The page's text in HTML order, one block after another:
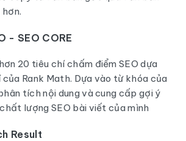
- SEO CORE
20 tiêu chí chấm điểm SEO dựa
Rank Math. Dựa vào từ khóa của
tích nội dung và cung cấp gợi ý
lượng SEO bài viết của mình
Result